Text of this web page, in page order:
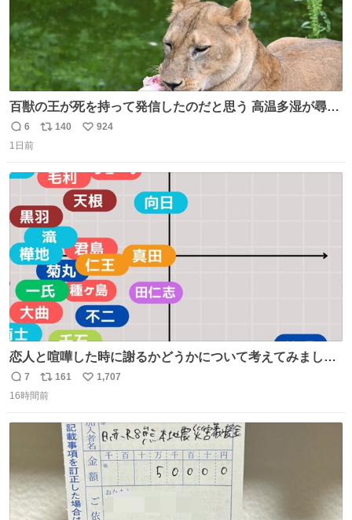
百獣の王が死を持って発信したのだと思う 高温多湿が尋常
でない日本の夏 どうか早急に飼育の環境を見直して 動物の
命を護ってください…と 治療中のライオンが助かりますよ
動物公園にて 残念ながら個体の識別は出来ません
返
信
6
リ
ト
140
い
数
924
1日前
恋人と喧嘩した時に謝るかどうかについて考えてみました
💭 ▶︎自分から謝る or 悪くないなら謝らない ▶︎ねちねちす
る or さっぱりしている 個人的見解です！色々と許してく
返
信
7
リ
ポ
161
い
数
1,707
16時間前